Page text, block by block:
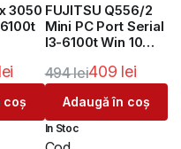
3050
lei
coș
FUJITSU Q556/2
Mini PC Port Serial
I3-6100t Win 10
494lei
Prețul
inițial
a
409 lei
Prețul
curent
este:
Adaugă în coș
In Stoc